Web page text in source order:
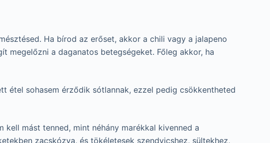
Ha bírod az erőset, akkor a chili vagy a jalapeno
megelőzni a daganatos betegségeket. Főleg akkor, ha
étel sohasem érződik sótlannak, ezzel pedig csökkentheted
mást tenned, mint néhány marékkal kivenned a
zacskózva, és tökéletesek szendvicshez, sültekhez,